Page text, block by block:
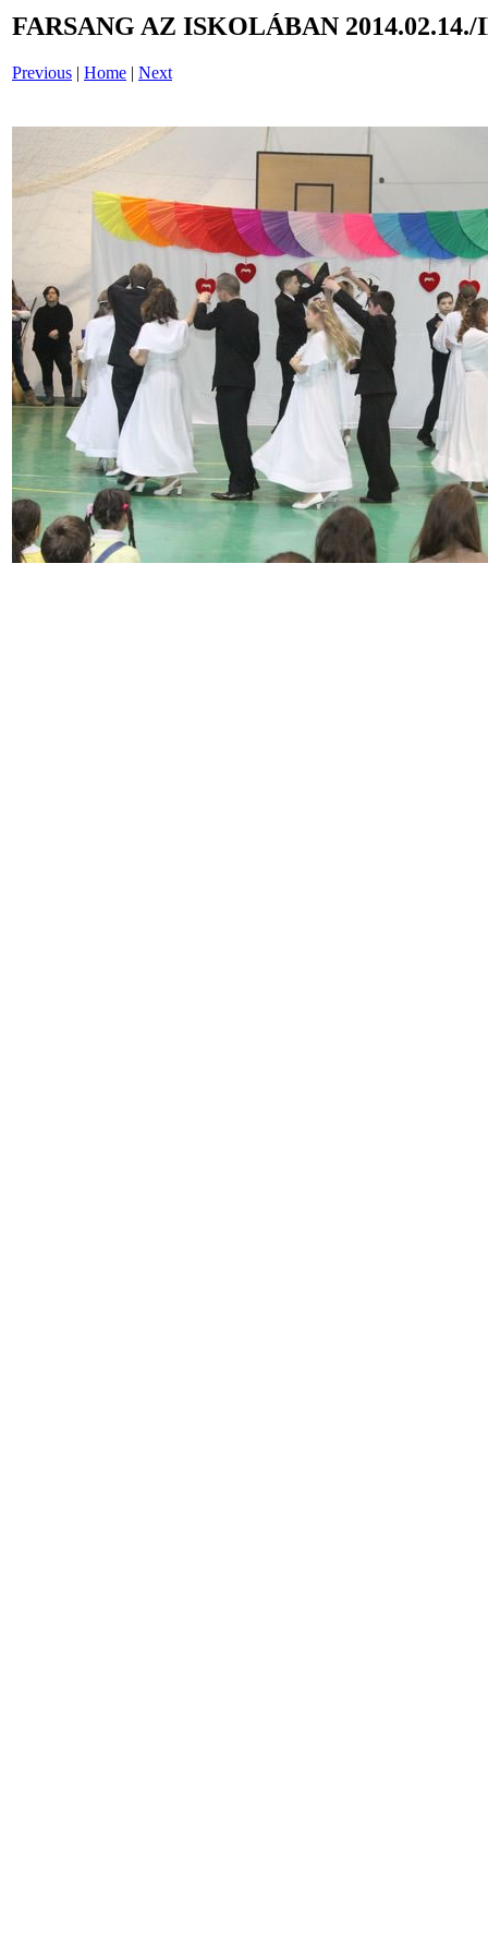
FARSANG AZ ISKOLÁBAN 2014.02.14./
Previous | Home | Next